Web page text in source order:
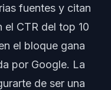
fuentes y citan
el CTR del top 10
el bloque gana
por Google. La
de ser una